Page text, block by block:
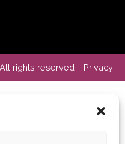
rights reserved Privacy